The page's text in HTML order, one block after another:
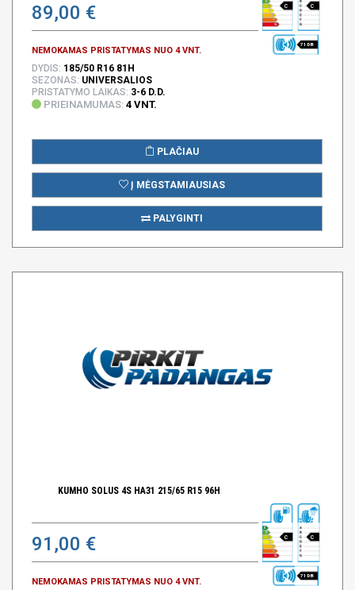
89,00 €
NEMOKAMAS PRISTATYMAS NUO 4 VNT.
C C
71 DB
DYDIS: 185/50 R16 81H
SEZONAS: UNIVERSALIOS
PRISTATYMO LAIKAS: 3-6 D.D.
PRIEINAMUMAS: 4 VNT.
PLAČIAU
Į MĖGSTAMIAUSIAS
PALYGINTI
KUMHO SOLUS 4S HA31 215/65 R15 96H
91,00 €
NEMOKAMAS PRISTATYMAS NUO 4 VNT.
C C
71 DB